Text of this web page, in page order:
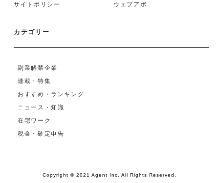
サイトポリシー
ウェブアポ
カテゴリー
副業解禁企業
連載・特集
おすすめ・ランキング
ニュース・知識
在宅ワーク
税金・確定申告
Copyright © 2021 Agent Inc. All Rights Reserved.